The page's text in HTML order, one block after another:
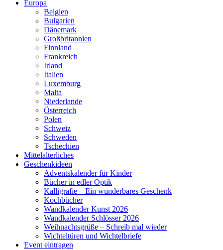
Europa
Belgien
Bulgarien
Dänemark
Großbritannien
Finnland
Frankreich
Irland
Italien
Luxemburg
Malta
Niederlande
Österreich
Polen
Schweiz
Schweden
Tschechien
Mittelalterliches
Geschenkideen
Adventskalender für Kinder
Bücher in edler Optik
Kalligrafie – Ein wunderbares Geschenk
Kochbücher
Wandkalender Kunst 2026
Wandkalender Schlösser 2026
Weihnachtsgrüße – Schreib mal wieder
Wichteltüren und Wichtelbriefe
Event eintragen